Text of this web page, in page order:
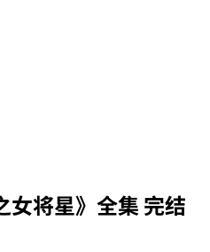
女将星》全集 完结